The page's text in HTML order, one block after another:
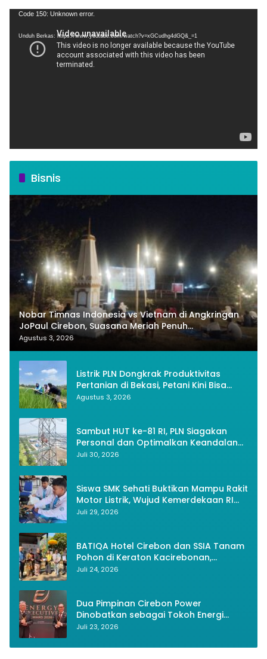
Pemutar
Code 150: Unknown error.
Unduh Berkas: https://www.youtube.com/watch?v=xGCudhg4dGQ&_=1
Bisnis
Nobar Timnas Indonesia vs Vietnam di Angkringan
JoPaul Cirebon, Suasana Meriah Penuh
Nasionalisme
Agustus 3, 2026
Listrik PLN Dongkrak Produktivitas
Pertanian di Bekasi, Petani Kini Bisa
Panen Tiga Kali Setahun
Agustus 3, 2026
Sambut HUT ke-81 RI, PLN Siagakan
Personal dan Optimalkan Keandalan
Instalasi Transmisi
Juli 30, 2026
Siswa SMK Sehati Buktikan Mampu Rakit
Motor Listrik, Wujud Kemerdekaan RI
Melalui Inovasi dan Kemandirian
Juli 29, 2026
BATIQA Hotel Cirebon dan SSIA Tanam
Pohon di Keraton Kacirebonan,
Lestarikan Budaya dan Lingkungan
Juli 24, 2026
Dua Pimpinan Cirebon Power
Dinobatkan sebagai Tokoh Energi
Berkelanjutan 2026
Juli 23, 2026